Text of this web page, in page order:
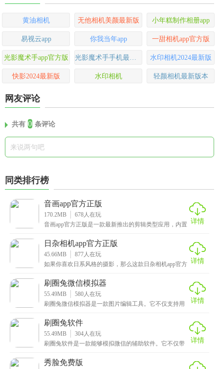
黄油相机 无他相机美颜最新版 小年糕制作相册app
易视云app 你我当年app 一甜相机app官方版
光影魔术手app官方版 水印相机2024最新版
快影2024最新版 水印相机 轻颜相机最新版本
网友评论
共有 0 条评论
同类排行榜
音画app官方正版
170.2MB 678 人在玩
音画app官方正版是一款最新推出的剪辑类型应用，内置 详情
日杂相机app官方正版
45.66MB 877 人在玩
如果你喜欢日系风格的摄影，那么这款日杂相机app官方 详情
刷圈兔微信模拟器
55.49MB 580 人在玩
刷圈兔微信模拟器是一款图片编辑工具。它不仅支持用
等，还
详情
刷圈兔软件
55.49MB 304 人在玩
刷圈兔软件是一款能够模拟微信的辅助软件。它不仅带
红包
详情
秀脸免费版